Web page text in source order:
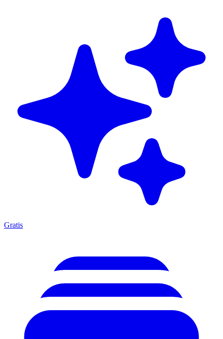
Gratis